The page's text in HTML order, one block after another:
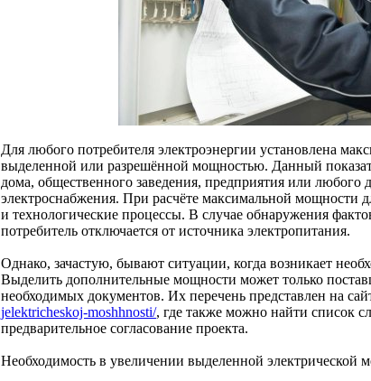
Для любого потребителя электроэнергии установлена
выделенной или разрешённой мощностью. Данный
дома, общественного заведения, предприятия или любого
электроснабжения. При расчёте максимальной мощности
и технологические процессы. В случае обнаружения
потребитель отключается от источника электропитания.
Однако, зачастую, бывают ситуации, когда возникает
Выделить дополнительные мощности может только
необходимых документов. Их перечень представлен на
jelektricheskoj-moshhnosti/, где также можно найти список
предварительное согласование проекта.
Необходимость в увеличении выделенной